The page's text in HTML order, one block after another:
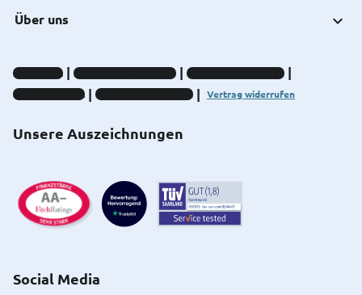
Über uns
Unsere Auszeichnungen
Impressum Datenschutz-Hinweise
Compliance-Hinweise
Barrierefreiheit
Cookie-Einstellungen Vertrag widerrufen
Social Media